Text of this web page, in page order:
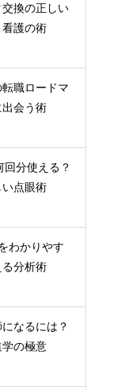
換の正しい
護の術
職ロードマ
出会う術
分使える？
点眼術
わかりやす
る分析術
なるには？
の極意